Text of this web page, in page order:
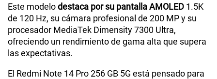
Tamaño de Pantalla 6.67"
WiFI
Este modelodestaca por su pantalla AMOLED 1.5K
de 120 Hz, su cámara profesional de 200 MP y su
procesador MediaTek Dimensity 7300 Ultra,
ofreciendo un rendimiento de gama alta que supera
las expectativas.
El Redmi Note 14 Pro 256 GB 5G está pensado para